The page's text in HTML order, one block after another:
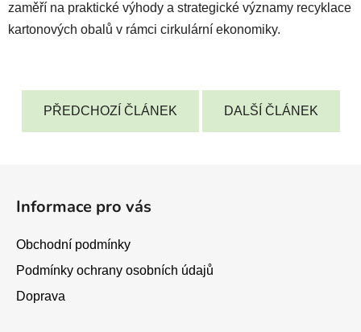
zaměří na praktické výhody a strategické významy recyklace
kartonových obalů v rámci cirkulární ekonomiky.
PŘEDCHOZÍ ČLÁNEK DALŠÍ ČLÁNEK
Informace pro vás
Obchodní podmínky
Podmínky ochrany osobních údajů
Doprava